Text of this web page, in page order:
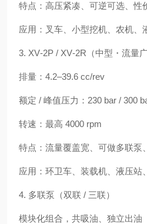
特点：高压紧凑、可逆可选、性
应用：叉车、小型挖机、农机、
3. XV‑2P / XV‑2R（中型・流量广
排量：4.2–39.6 cc/rev
额定 / 峰值压力：230 bar / 300
转速：最高 4000 rpm
特点：流量覆盖宽、可做多联泵
应用：环卫车、装载机、液压站
4. 多联泵（双联 / 三联）
模块化组合，共吸油、独立出油